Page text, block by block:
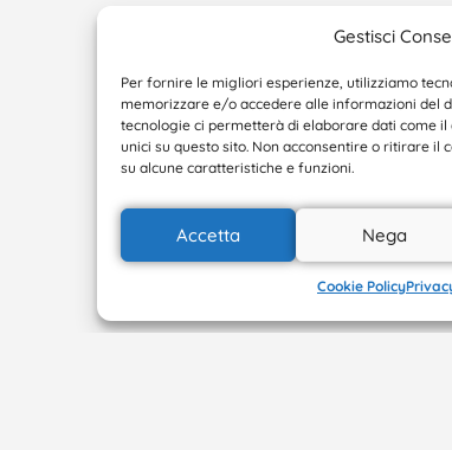
Gestisci
Per fornire le migliori esperienze, utilizziamo
memorizzare e/o accedere alle informazioni del
tecnologie ci permetterà di elaborare dati come
unici su questo sito. Non acconsentire o ritirare il
su alcune caratteristiche e funzioni.
Accetta Nega
Cookie Policy